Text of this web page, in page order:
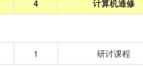
4 计算机通修
1 研讨课程